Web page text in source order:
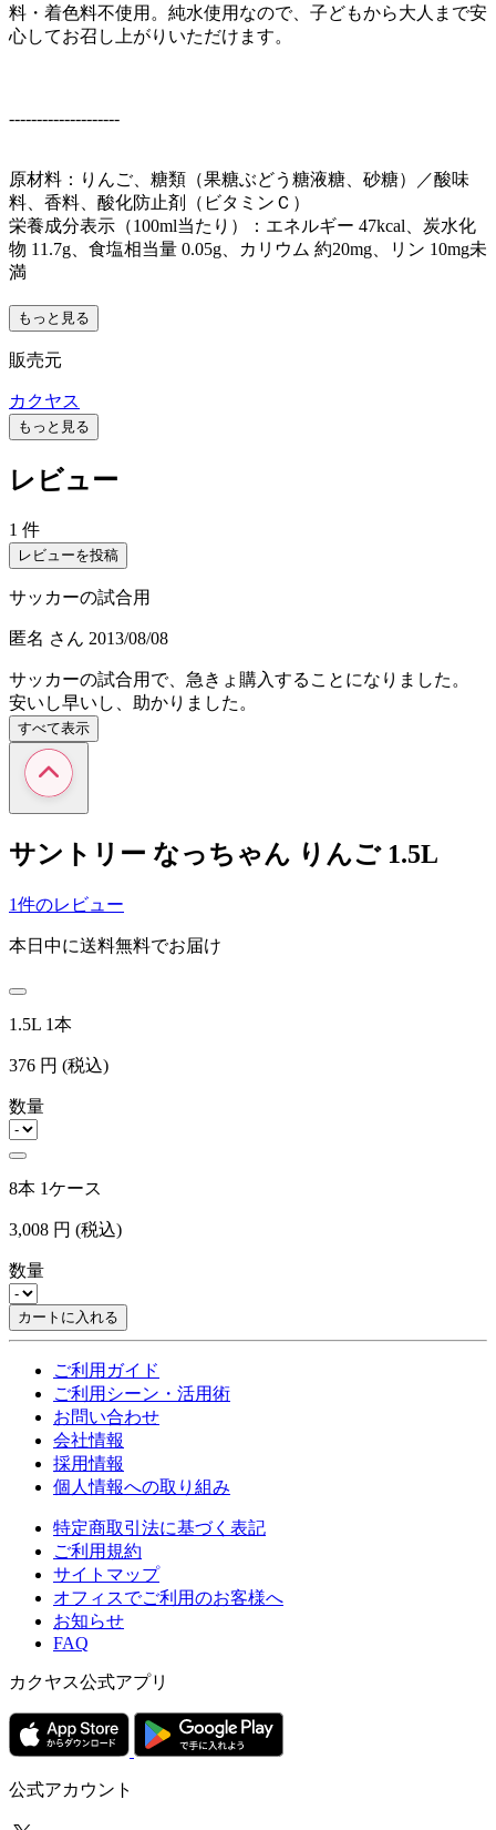
料・着色料不使用。純水使用なので、子どもから大人まで安
心してお召し上がりいただけます。
--------------------
原材料：りんご、糖類（果糖ぶどう糖液糖、砂糖）／酸味
料、香料、酸化防止剤（ビタミンＣ）
栄養成分表示（100ml当たり）：エネルギー 47kcal、炭水化
物 11.7g、食塩相当量 0.05g、カリウム 約20mg、リン 10mg未
満
もっと見る
販売元
カクヤス
もっと見る
レビュー
1 件
レビューを投稿
サッカーの試合用
匿名 さん 2013/08/08
サッカーの試合用で、急きょ購入することになりました。
安いし早いし、助かりました。
すべて表示
サントリー なっちゃん りんご 1.5L
1件のレビュー
本日中に送料無料でお届け
1.5L 1本
376 円 (税込)
数量
8本 1ケース
3,008 円 (税込)
数量
カートに入れる
ご利用ガイド
ご利用シーン・活用術
お問い合わせ
会社情報
採用情報
個人情報への取り組み
特定商取引法に基づく表記
ご利用規約
サイトマップ
オフィスでご利用のお客様へ
お知らせ
FAQ
カクヤス公式アプリ
公式アカウント